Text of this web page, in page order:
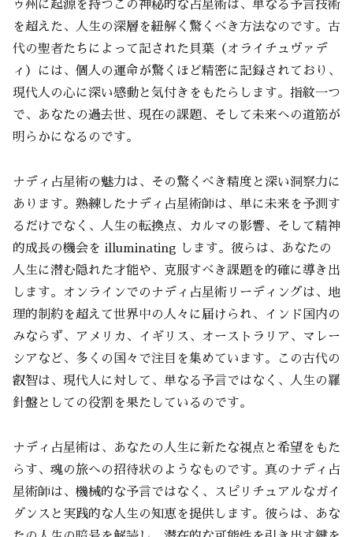
ゥ州に起源を持つこの神秘的な占星術は、単なる予言技術
を超えた、人生の深層を紐解く驚くべき方法なのです。古
代の聖者たちによって記された貝葉（オライチュヴァデ
ィ）には、個人の運命が驚くほど精密に記録されており、
現代人の心に深い感動と気付きをもたらします。指紋一つ
で、あなたの過去世、現在の課題、そして未来への道筋が
明らかになるのです。
ナディ占星術の魅力は、その驚くべき精度と深い洞察力に
あります。熟練したナディ占星術師は、単に未来を予測す
るだけでなく、人生の転換点、カルマの影響、そして精神
的成長の機会を illuminating します。彼らは、あなたの
人生に潜む隠れた才能や、克服すべき課題を的確に導き出
します。オンラインでのナディ占星術リーディングは、地
理的制約を超えて世界中の人々に届けられ、インド国内の
みならず、アメリカ、イギリス、オーストラリア、マレー
シアなど、多くの国々で注目を集めています。この古代の
叡智は、現代人に対して、単なる予言ではなく、人生の羅
針盤としての役割を果たしているのです。
ナディ占星術は、あなたの人生に新たな視点と希望をもた
らす、魂の旅への招待状のようなものです。真のナディ占
星術師は、機械的な予言ではなく、スピリチュアルなガイ
ダンスと実践的な人生の知恵を提供します。彼らは、あな